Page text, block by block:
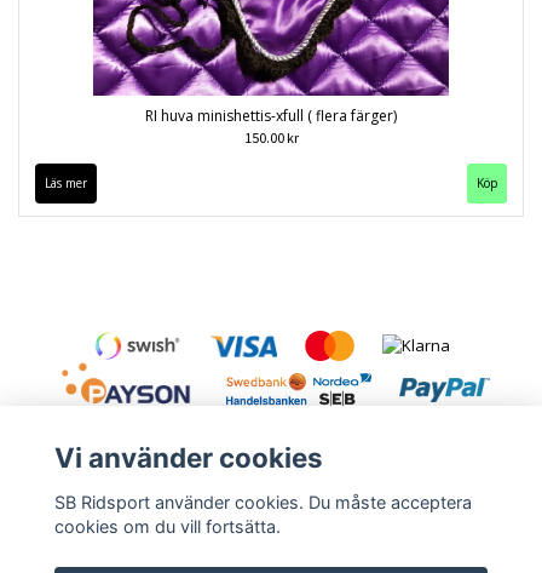
RI huva minishettis-xfull ( flera färger)
150.00 kr
Läs mer Köp
Vi använder cookies
SB Ridsport använder cookies. Du måste acceptera
cookies om du vill fortsätta.